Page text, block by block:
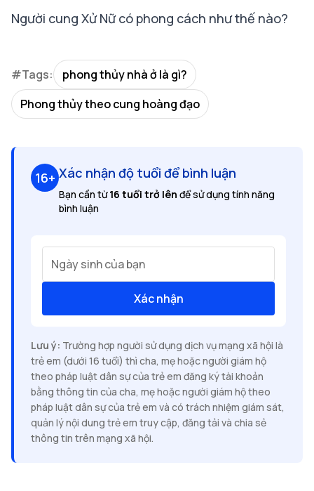
Người cung Xử Nữ có phong cách như thế nào?
#Tags:
phong thủy nhà ở là gì?
Phong thủy theo cung hoàng đạo
16+ Xác nhận độ tuổi để bình luận
Bạn cần từ16 tuổi trở lên để sử dụng tính năng
bình luận
Ngày sinh của bạn
Xác nhận
Lưu ý: Trường hợp người sử dụng dịch vụ mạng xã hội là
trẻ em (dưới 16 tuổi) thì cha, mẹ hoặc người giám hộ
theo pháp luật dân sự của trẻ em đăng ký tài khoản
bằng thông tin của cha, mẹ hoặc người giám hộ theo
pháp luật dân sự của trẻ em và có trách nhiệm giám sát,
quản lý nội dung trẻ em truy cập, đăng tải và chia sẻ
thông tin trên mạng xã hội.